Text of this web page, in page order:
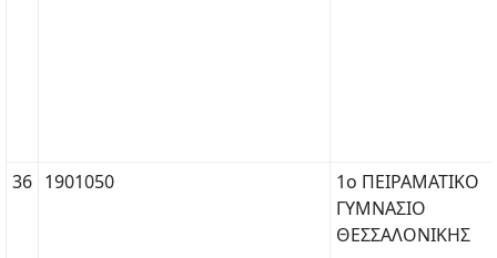
36 1901050
1ο ΠΕΙΡΑΜΑΤΙΚΟ
ΓΥΜΝΑΣΙΟ
ΘΕΣΣΑΛΟΝΙΚΗΣ